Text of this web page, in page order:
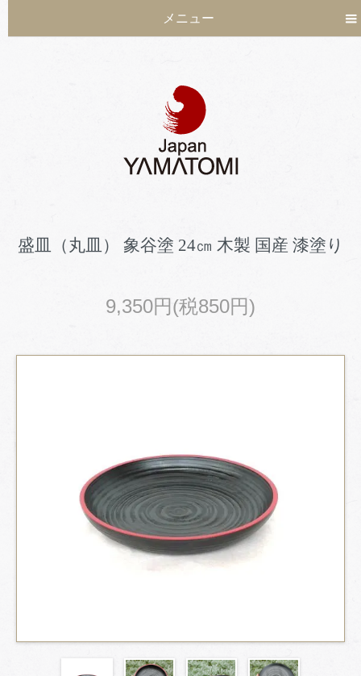
メニュー
盛皿（丸皿） 象谷塗 24㎝ 木製 国産 漆塗り
9,350円(税850円)